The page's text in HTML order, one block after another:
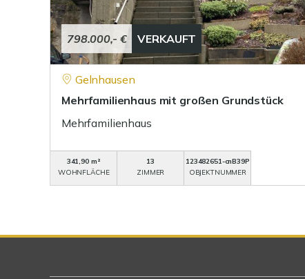
798.000,- € VERKAUFT
Gelnhausen
Mehrfamilienhaus mit großen Grundstück
Mehrfamilienhaus
341,90 m²
WOHNFLÄCHE
13
ZIMMER
123482651-cnB39P
OBJEKTNUMMER